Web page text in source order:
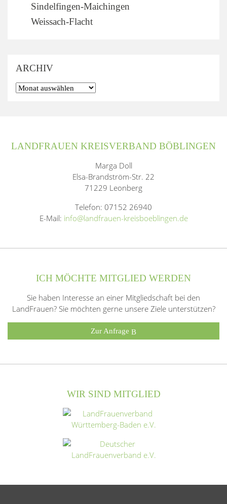
Sindelfingen-Maichingen
Weissach-Flacht
ARCHIV
LANDFRAUEN KREISVERBAND BÖBLINGEN
Marga Doll
Elsa-Brandström-Str. 22
71229 Leonberg
Telefon: 07152 26940
E-Mail: info@landfrauen-kreisboeblingen.de
ICH MÖCHTE MITGLIED WERDEN
Sie haben Interesse an einer Mitgliedschaft bei den
LandFrauen? Sie möchten gerne unsere Ziele unterstützen?
Zur Anfrage
WIR SIND MITGLIED